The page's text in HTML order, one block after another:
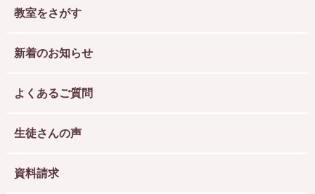
教室をさがす
新着のお知らせ
よくあるご質問
生徒さんの声
資料請求